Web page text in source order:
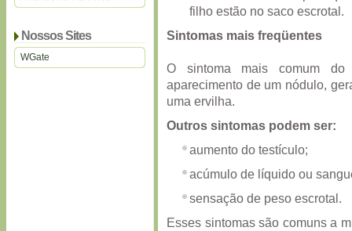
Nossos Sites
WGate
filho estão no saco escrotal.
Sintomas mais freqüentes
O sintoma mais comum
aparecimento de um nódulo,
uma ervilha.
Outros sintomas podem ser:
aumento do testículo;
acúmulo de líquido ou
sensação de peso escrotal.
Esses sintomas são comuns a